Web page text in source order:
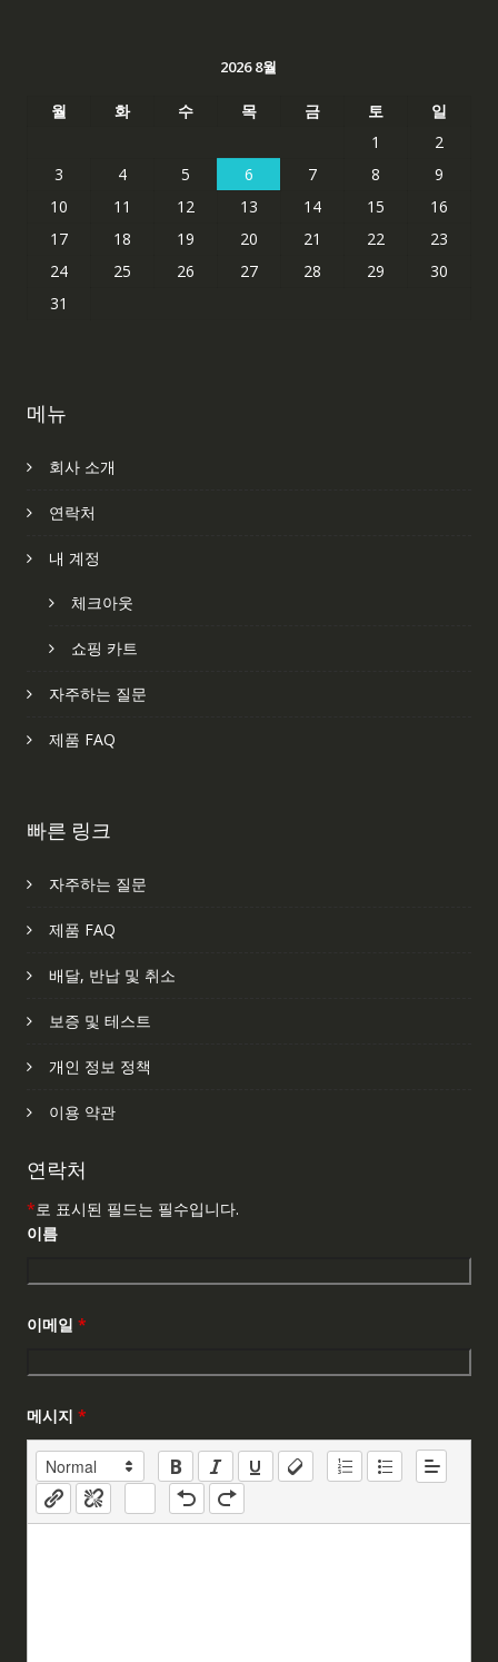
2026 8월
월 화 수 목 금 토
일
1
2
3
4 5 6 7 8
9
10
11 12 13 14 15
16
17
18 19 20 21 22
23
24
25 26 27 28 29
30
31
메뉴
회사 소개
연락처
내 계정
체크아웃
쇼핑 카트
자주하는 질문
제품 FAQ
빠른 링크
자주하는 질문
제품 FAQ
배달, 반납 및 취소
보증 및 테스트
개인 정보 정책
이용 약관
연락처
*로 표시된 필드는 필수입니다.
이름
이메일 *
메시지 *